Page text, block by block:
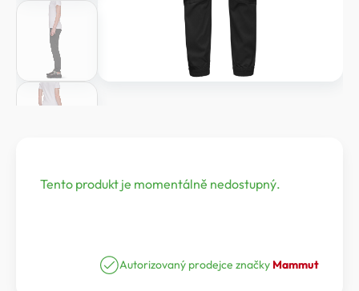
Tento produkt je momentálně nedostupný.
Autorizovaný prodejce značky Mammut